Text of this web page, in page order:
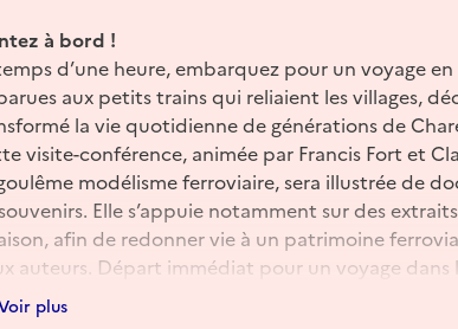
à bord !
d’une heure, embarquez pour un voyage
aux petits trains qui reliaient les villages,
la vie quotidienne de générations de
visite-conférence, animée par Francis Fort et
modélisme ferroviaire, sera illustrée de
Elle s’appuie notamment sur des
afin de redonner vie à un patrimoine
auteurs. Départ immédiat pour un voyage dans
plus